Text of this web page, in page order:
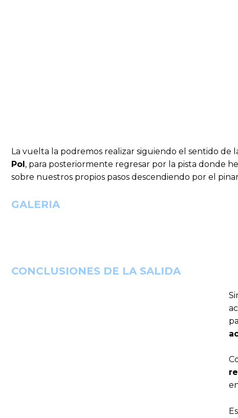
La vuelta la podremos realizar siguiendo el sentido de
Pol , para posteriormente regresar por la pista donde
sobre nuestros propios pasos descendiendo por el
GALERIA
CONCLUSIONES DE LA SALIDA